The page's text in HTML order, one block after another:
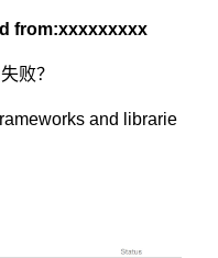
from:xxxxxxxxx
败？
and librarie